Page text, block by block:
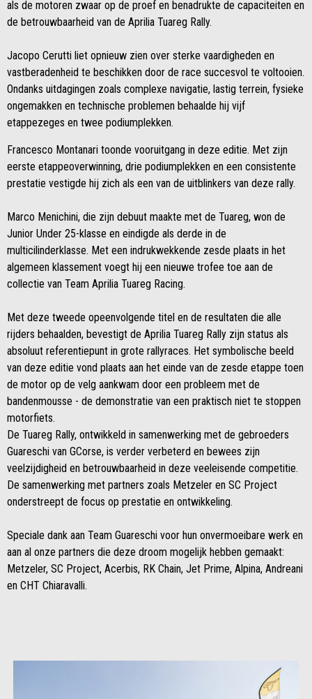
als de motoren zwaar op de proef en benadrukte de capaciteiten en
de betrouwbaarheid van de Aprilia Tuareg Rally.
Jacopo Cerutti liet opnieuw zien over sterke vaardigheden en
vastberadenheid te beschikken door de race succesvol te voltooien.
Ondanks uitdagingen zoals complexe navigatie, lastig terrein, fysieke
ongemakken en technische problemen behaalde hij vijf
etappezeges en twee podiumplekken.
Francesco Montanari toonde vooruitgang in deze editie. Met zijn
eerste etappeoverwinning, drie podiumplekken en een consistente
prestatie vestigde hij zich als een van de uitblinkers van deze rally.
Marco Menichini, die zijn debuut maakte met de Tuareg, won de
Junior Under 25-klasse en eindigde als derde in de
multicilinderklasse. Met een indrukwekkende zesde plaats in het
algemeen klassement voegt hij een nieuwe trofee toe aan de
collectie van Team Aprilia Tuareg Racing.
Met deze tweede opeenvolgende titel en de resultaten die alle
rijders behaalden, bevestigt de Aprilia Tuareg Rally zijn status als
absoluut referentiepunt in grote rallyraces. Het symbolische beeld
van deze editie vond plaats aan het einde van de zesde etappe toen
de motor op de velg aankwam door een probleem met de
bandenmousse - de demonstratie van een praktisch niet te stoppen
motorfiets.
De Tuareg Rally, ontwikkeld in samenwerking met de gebroeders
Guareschi van GCorse, is verder verbeterd en bewees zijn
veelzijdigheid en betrouwbaarheid in deze veeleisende competitie.
De samenwerking met partners zoals Metzeler en SC Project
onderstreept de focus op prestatie en ontwikkeling.
Speciale dank aan Team Guareschi voor hun onvermoeibare werk en
aan al onze partners die deze droom mogelijk hebben gemaakt:
Metzeler, SC Project, Acerbis, RK Chain, Jet Prime, Alpina, Andreani
en CHT Chiaravalli.